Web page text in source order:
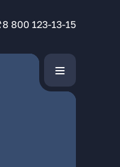
8 800 123-13-15